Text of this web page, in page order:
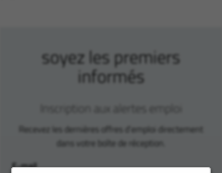
soyez les premiers
informés
Recevez les dernières offres d’emploi directement
dans votre boîte de réception.
E-mail